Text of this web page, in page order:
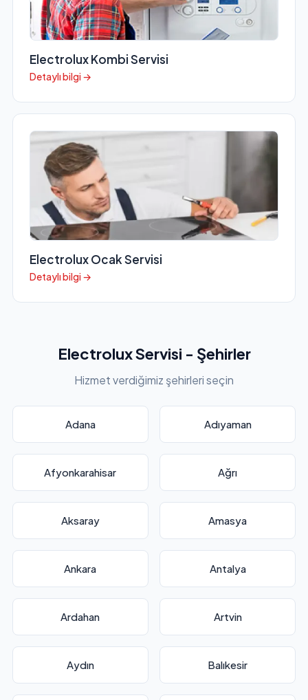
Electrolux Kombi Servisi
Detaylı bilgi →
Electrolux Ocak Servisi
Detaylı bilgi →
Electrolux Servisi - Şehirler
Hizmet verdiğimiz şehirleri seçin
Adana Adıyaman
Afyonkarahisar Ağrı
Aksaray Amasya
Ankara Antalya
Ardahan Artvin
Aydın Balıkesir